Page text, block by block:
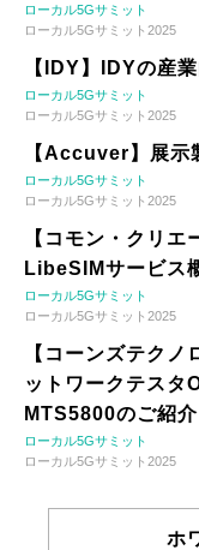
ローカル5Gサミット
ローカル5Gサミット2025
【IDY】IDYの産
ローカル5Gサミット
ローカル5Gサミット2025
【Accuver】展示
ローカル5Gサミット
ローカル5Gサミット2025
【コモン・クリ
LibeSIMサービス
ローカル5Gサミット
ローカル5Gサミット2025
【コーンズテク
ットワークテスタ
MTS5800のご紹介
ローカル5Gサミット
ローカル5Gサミット2025
ホ